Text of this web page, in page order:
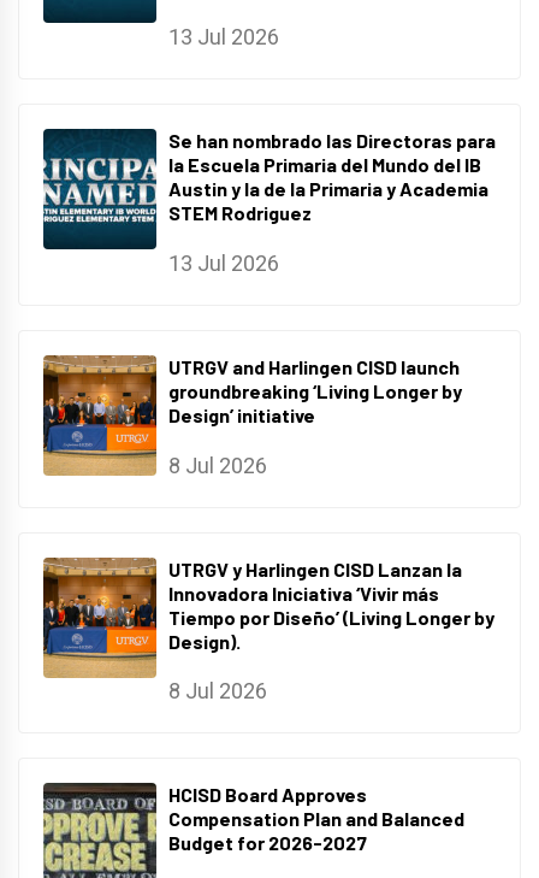
13 Jul 2026
Se han nombrado las Directoras para
la Escuela Primaria del Mundo del IB
Austin y la de la Primaria y Academia
STEM Rodriguez
13 Jul 2026
UTRGV and Harlingen CISD launch
groundbreaking ‘Living Longer by
Design’ initiative
8 Jul 2026
UTRGV y Harlingen CISD Lanzan la
Innovadora Iniciativa ‘Vivir más
Tiempo por Diseño’ (Living Longer by
Design).
8 Jul 2026
HCISD Board Approves
Compensation Plan and Balanced
Budget for 2026-2027